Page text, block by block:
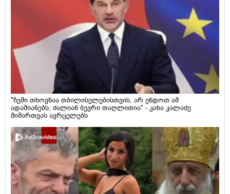
"ჩემი თხოვნაა თბილისელებისთვის, არ ენდოთ ამ
ადამიანებს, ძალიან ბევრი თაღლითია" - კახა კალაძე
მიმართვას ავრცელებს